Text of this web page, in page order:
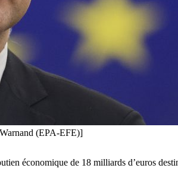
(EPA-EFE)]
économique de 18 milliards d’euros